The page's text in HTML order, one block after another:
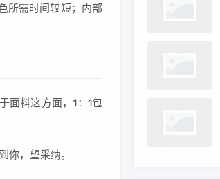
所需时间较短；内部
面料这方面，1：1包
你，望采纳。